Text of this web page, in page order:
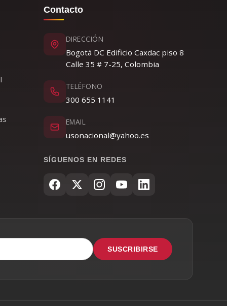
Contacto
DIRECCIÓN
Bogotá DC Edificio Caxdac piso 8
Calle 35 # 7-25, Colombia
TELÉFONO
300 655 1141
EMAIL
usonacional@yahoo.es
SÍGUENOS EN REDES
SUSCRIBIRSE